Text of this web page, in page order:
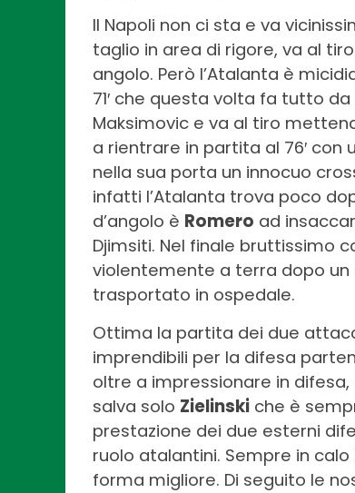
Il Napoli non ci sta e va
taglio in area di rigore, va al
angolo. Però l’Atalanta è
71′ che questa volta fa tutto
Maksimovic e va al tiro
a rientrare in partita al 76′ con
nella sua porta un innocuo
infatti l’Atalanta trova poco
d’angolo è Romero ad
Djimsiti. Nel finale bruttissimo
violentemente a terra dopo
trasportato in ospedale.
Ottima la partita dei due
imprendibili per la difesa
oltre a impressionare in
salva solo Zielinski che è
prestazione dei due esterni
ruolo atalantini. Sempre in
forma migliore. Di seguito le